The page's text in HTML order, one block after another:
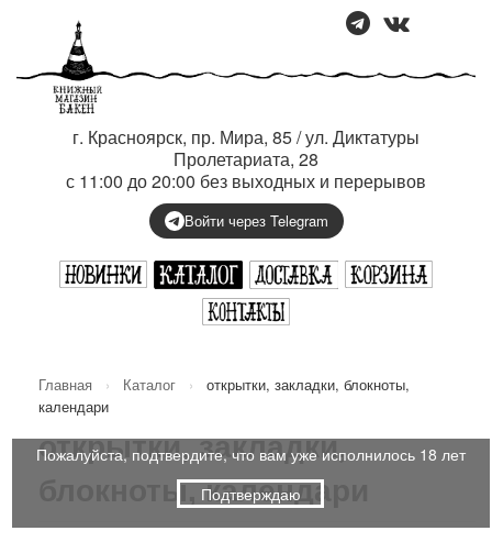
г. Красноярск, пр. Мира, 85 / ул. Диктатуры
Пролетариата, 28
с 11:00 до 20:00 без выходных и перерывов
Войти через Telegram
Главная › Каталог ›
открытки, закладки, блокноты,
календари
открытки, закладки,
блокноты, календари
Пожалуйста, подтвердите, что вам уже исполнилось 18 лет
Подтверждаю